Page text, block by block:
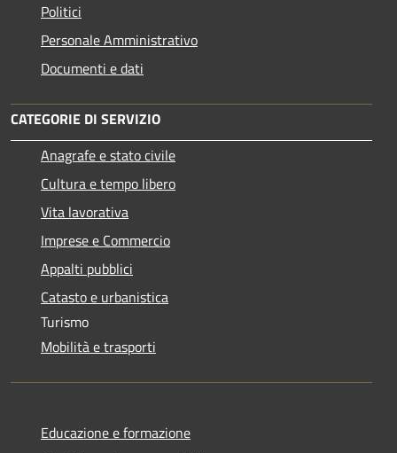
Politici
Personale Amministrativo
Documenti e dati
CATEGORIE DI SERVIZIO
Anagrafe e stato civile
Cultura e tempo libero
Vita lavorativa
Imprese e Commercio
Appalti pubblici
Catasto e urbanistica
Turismo
Mobilità e trasporti
Educazione e formazione